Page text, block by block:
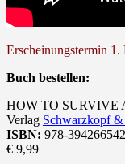
Erscheinungstermin
Buch bestellen:
HOW TO SURVIVE
Verlag Schwarzkopf
ISBN: 978-
€ 9,99